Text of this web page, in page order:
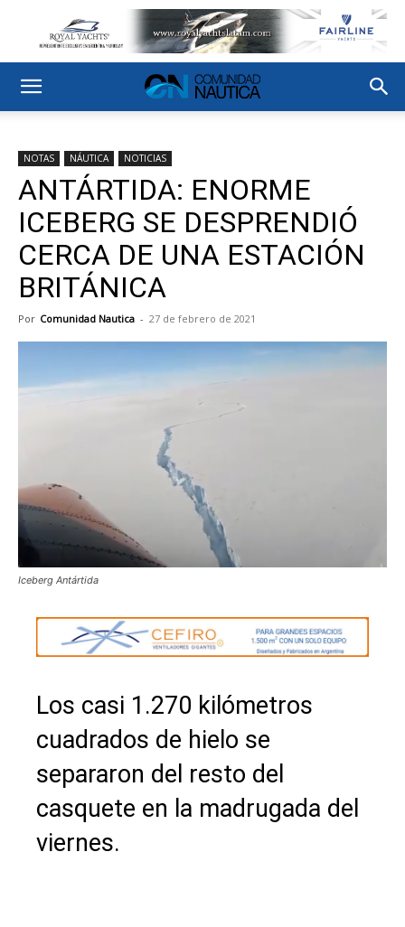
NOTAS NÁUTICA NOTICIAS
ANTÁRTIDA: ENORME
ICEBERG SE DESPRENDIÓ
CERCA DE UNA ESTACIÓN
BRITÁNICA
Por Comunidad Nautica - 27 de febrero de 2021
Iceberg Antártida
Los casi 1.270 kilómetros
cuadrados de hielo se
separaron del resto del
casquete en la madrugada del
viernes.